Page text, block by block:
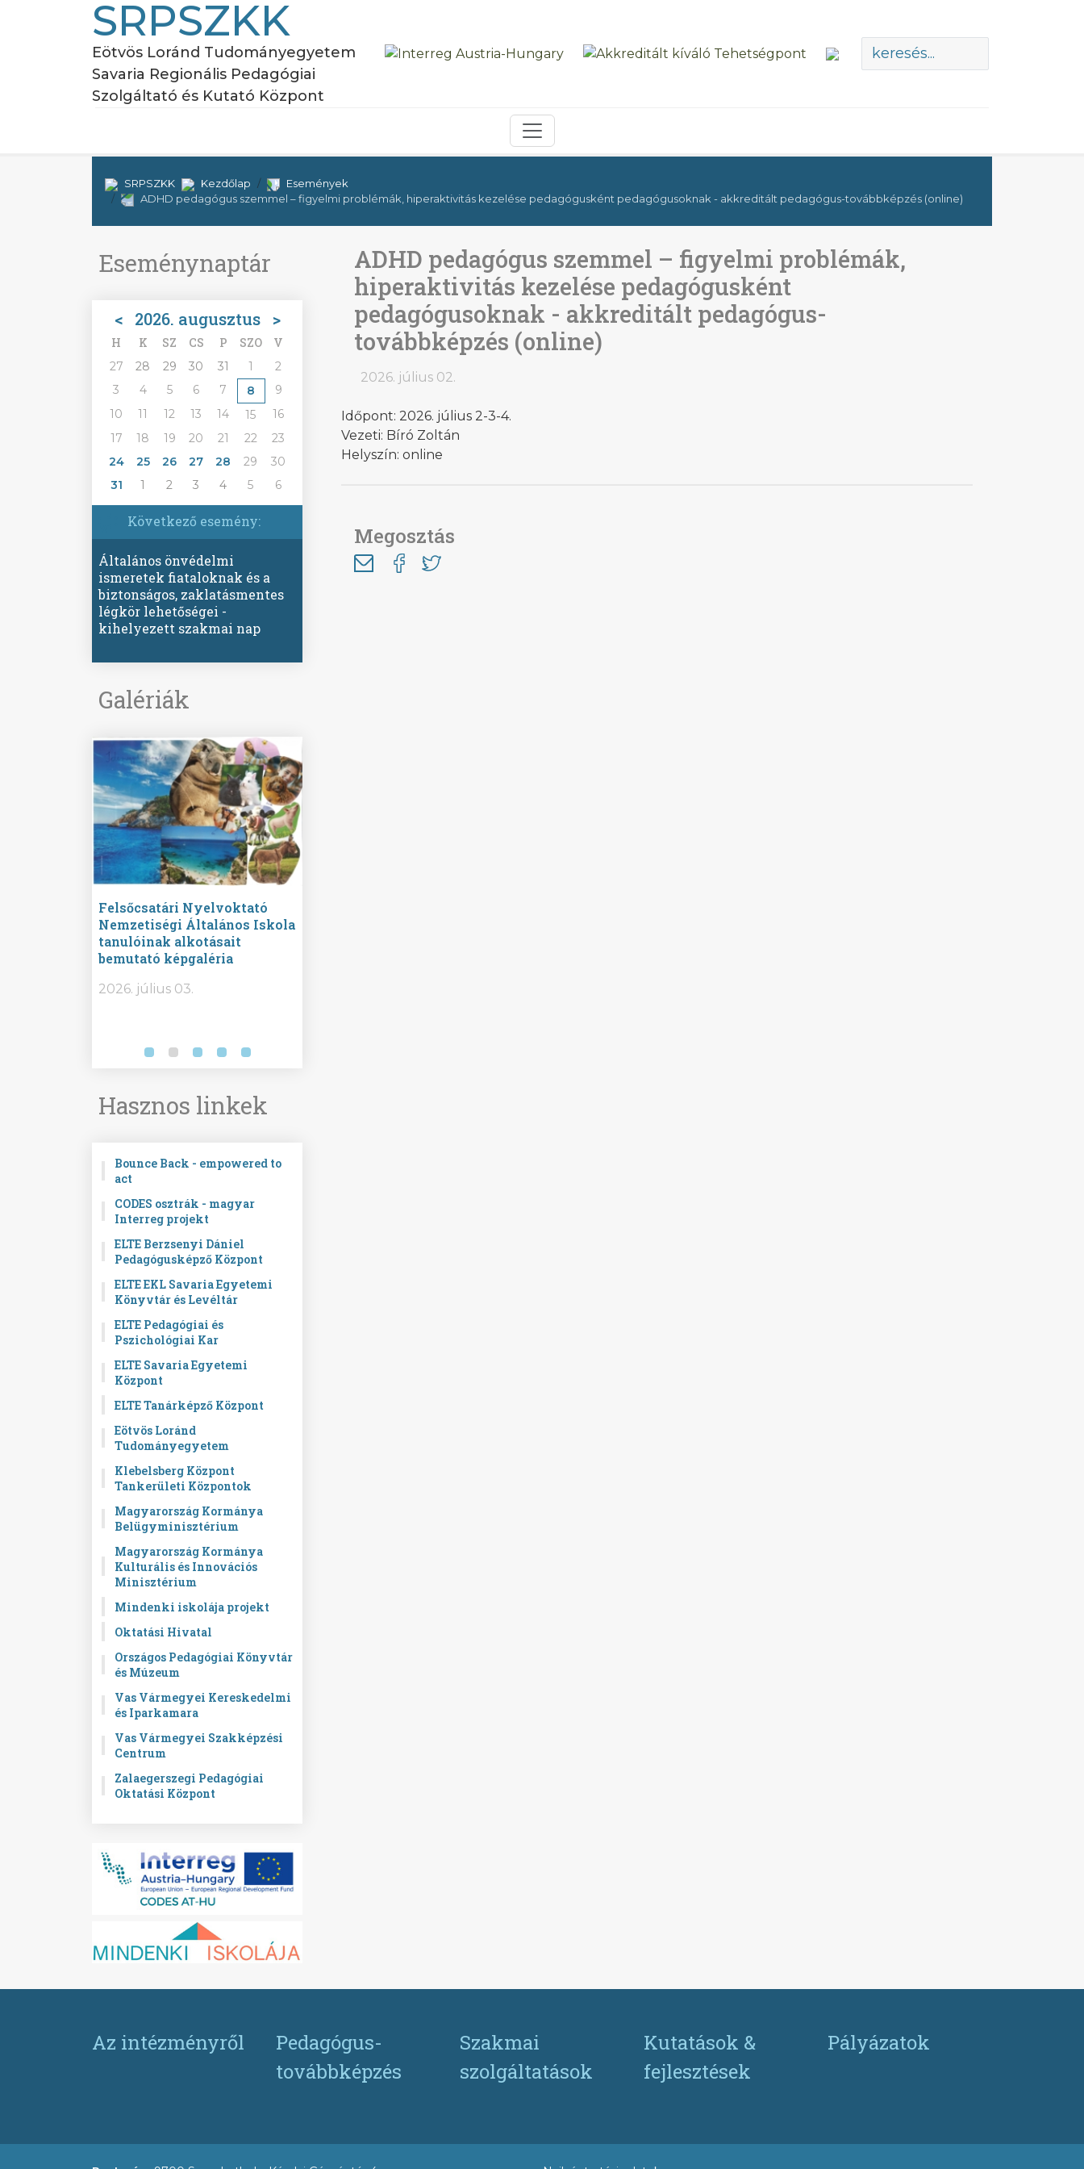
SRPSZKK
Eötvös Loránd Tudományegyetem
Savaria Regionális Pedagógiai
Szolgáltató és Kutató Központ
SRPSZKK Kezdőlap
Események
ADHD pedagógus szemmel – figyelmi problémák, hiperaktivitás kezelése pedagógusként pedagógusoknak - akkreditált pedagógus-továbbképzés (online)
Eseménynaptár
< 2026. augusztus >
H K SZ CS P SZO V
27 28 29 30 31 1
2
3
4 5 6 7 8
9
10
11 12 13 14 15
16
17
18 19 20 21 22
23
24
25 26 27 28 29
30
31
1 2 3 4 5 6
Következő esemény:
Általános önvédelmi
ismeretek fiataloknak és a
biztonságos, zaklatásmentes
légkör lehetőségei -
kihelyezett szakmai nap
Galériák
Felsőcsatári Nyelvoktató
Nemzetiségi Általános Iskola
tanulóinak alkotásait
bemutató képgaléria
2026. július 03.
Hasznos linkek
Bounce Back - empowered to
act
CODES osztrák - magyar
Interreg projekt
ELTE Berzsenyi Dániel
Pedagógusképző Központ
ELTE EKL Savaria Egyetemi
Könyvtár és Levéltár
ELTE Pedagógiai és
Pszichológiai Kar
ELTE Savaria Egyetemi
Központ
ELTE Tanárképző Központ
Eötvös Loránd
Tudományegyetem
Klebelsberg Központ
Tankerületi Központok
Magyarország Kormánya
Belügyminisztérium
Magyarország Kormánya
Kulturális és Innovációs
Minisztérium
Mindenki iskolája projekt
Oktatási Hivatal
Országos Pedagógiai Könyvtár
és Múzeum
Vas Vármegyei Kereskedelmi
és Iparkamara
Vas Vármegyei Szakképzési
Centrum
Zalaegerszegi Pedagógiai
Oktatási Központ
ADHD pedagógus szemmel – figyelmi problémák,
hiperaktivitás kezelése pedagógusként
pedagógusoknak - akkreditált pedagógus-
továbbképzés (online)
2026. július 02.
Időpont: 2026. július 2-3-4.
Vezeti: Bíró Zoltán
Helyszín: online
Megosztás
Az intézményről
Pedagógus-
továbbképzés
Szakmai
szolgáltatások
Kutatások &
fejlesztések
Pályázatok